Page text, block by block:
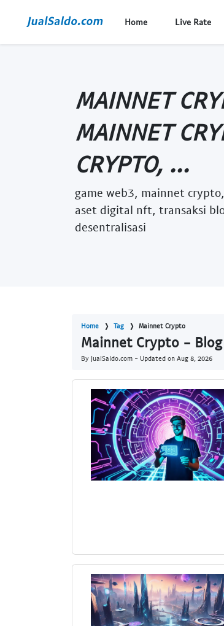
Home Live Rate
MAINNET
MAINNET
CRYPTO, ...
game web3, mainnet
aset digital nft, transaksi
desentralisasi
Home Tag Mainnet Crypto
Mainnet Crypto - Blog
By JualSaldo.com - Updated on Aug 8, 2026